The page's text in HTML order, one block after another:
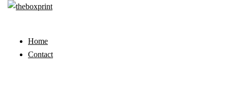
Home
Contact